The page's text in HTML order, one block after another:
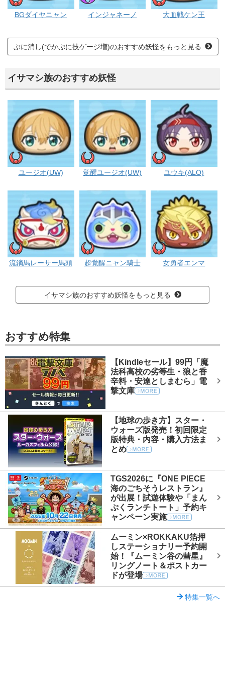
BGダイヤニャン インジャネーノ 大血戦ケン王
ぷに消し(でかぷに技ゲージ増)のおすすめ妖怪をもっと見る
イサマシ族のおすすめ妖怪
ユージオ(UW) 覚醒ユージオ(UW) ユウキ(ALO)
イサマシ
流鏑馬レーサー馬頭
イサマシ
超覚醒ニャン騎士
イサマシ
女勇者エンマ
イサマシ族のおすすめ妖怪をもっと見る
おすすめ特集
【Kindleセール】99円「魔
法科高校の劣等生・狼と香
辛料・安達としまむら」電
撃文庫
【地球の歩き方】スター・
ウォーズ版発売！初回限定
版特典・内容・購入方法ま
とめ
TGS2026に『ONE PIECE
海のごちそうレストラン』
が出展！試遊体験や「まん
ぷくランチトート」予約キ
ャンペーン実施
ムーミン×ROKKAKU箔押
しステーショナリー予約開
始！『ムーミン谷の彗星』
リングノート＆ポストカー
ドが登場
特集一覧へ